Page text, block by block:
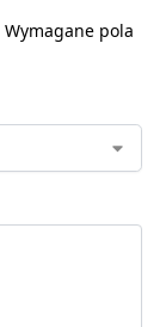
Wymagane pola